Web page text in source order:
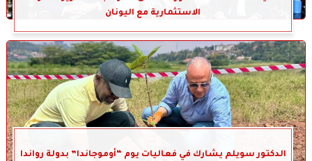
الاستثمارية مع اليونان
الدكتور سويلم يشارك في فعاليات يوم “أوموجاندا” بدولة رواندا